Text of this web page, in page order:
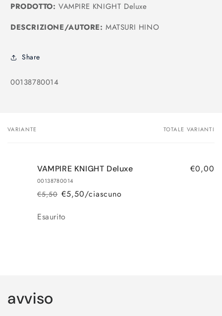
PRODOTTO: VAMPIRE KNIGHT Deluxe
DESCRIZIONE/AUTORE: MATSURI HINO
Share
SKU:
00138780014
Il
VARIANTE TOTALE VARIANTI
VAMPIRE KNIGHT Deluxe
00138780014
Prezzo
listino
€5,50
Prezzo €5,50/ciascuno
€0,00
Quantità
Esaurito
corso...
avviso